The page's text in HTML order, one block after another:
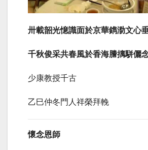
卅載韶光憶識面於京華鐫泐文心
千秋俊采共春風於香海謄摛駢儷
少康教授千古
乙巳仲冬門人祥榮拜輓
懷念恩師